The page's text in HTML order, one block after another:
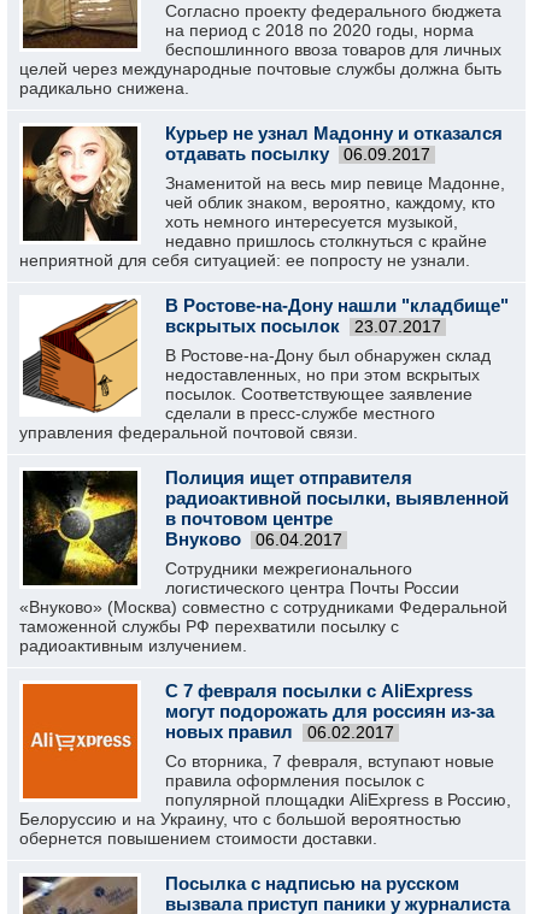
Согласно проекту федерального бюджета
на период с 2018 по 2020 годы, норма
беспошлинного ввоза товаров для личных
целей через международные почтовые службы должна быть
радикально снижена.
Курьер не узнал Мадонну и отказался
отдавать посылку
06.09.2017
Знаменитой на весь мир певице Мадонне,
чей облик знаком, вероятно, каждому, кто
хоть немного интересуется музыкой,
недавно пришлось столкнуться с крайне
неприятной для себя ситуацией: ее попросту не узнали.
В Ростове-на-Дону нашли "кладбище"
вскрытых посылок
23.07.2017
В Ростове-на-Дону был обнаружен склад
недоставленных, но при этом вскрытых
посылок. Соответствующее заявление
сделали в пресс-службе местного
управления федеральной почтовой связи.
Полиция ищет отправителя
радиоактивной посылки, выявленной
в почтовом центре
Внуково
06.04.2017
Сотрудники межрегионального
логистического центра Почты России
«Внуково» (Москва) совместно с сотрудниками Федеральной
таможенной службы РФ перехватили посылку с
радиоактивным излучением.
С 7 февраля посылки с AliExpress
могут подорожать для россиян из-за
новых правил
06.02.2017
Со вторника, 7 февраля, вступают новые
правила оформления посылок с
популярной площадки AliExpress в Россию,
Белоруссию и на Украину, что с большой вероятностью
обернется повышением стоимости доставки.
Посылка с надписью на русском
вызвала приступ паники у журналиста